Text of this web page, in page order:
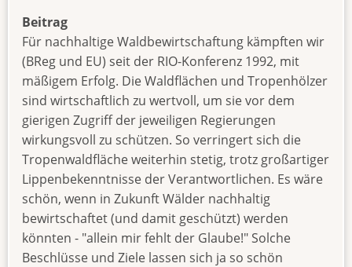
Beitrag
Für nachhaltige Waldbewirtschaftung kämpften wir
(BReg und EU) seit der RIO-Konferenz 1992, mit
mäßigem Erfolg. Die Waldflächen und Tropenhölzer
sind wirtschaftlich zu wertvoll, um sie vor dem
gierigen Zugriff der jeweiligen Regierungen
wirkungsvoll zu schützen. So verringert sich die
Tropenwaldfläche weiterhin stetig, trotz großartiger
Lippenbekenntnisse der Verantwortlichen. Es wäre
schön, wenn in Zukunft Wälder nachhaltig
bewirtschaftet (und damit geschützt) werden
könnten - "allein mir fehlt der Glaube!" Solche
Beschlüsse und Ziele lassen sich ja so schön